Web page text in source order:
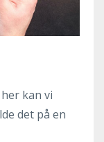
kan vi
det på en